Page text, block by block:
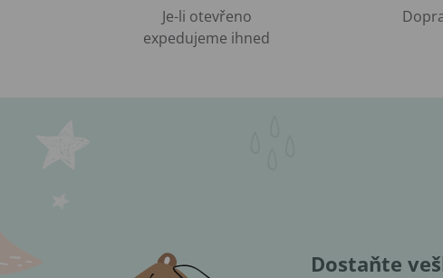
Je-li otevřeno
expedujeme ihned
Dostaňte